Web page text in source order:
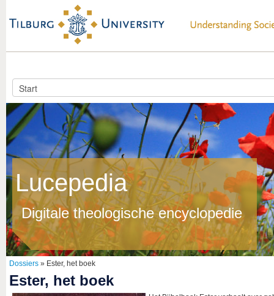
Lucepedia
Digitale theologische encyclopedie
Dossiers » Ester, het boek
Ester, het boek